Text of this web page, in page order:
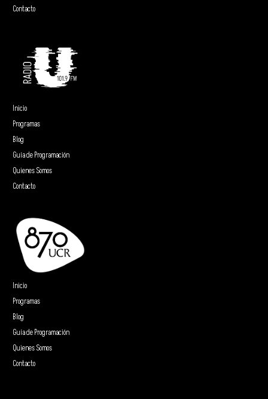
Contacto
Inicio
Programas
Blog
Guía de Programación
Quienes Somos
Contacto
Inicio
Programas
Blog
Guía de Programación
Quienes Somos
Contacto